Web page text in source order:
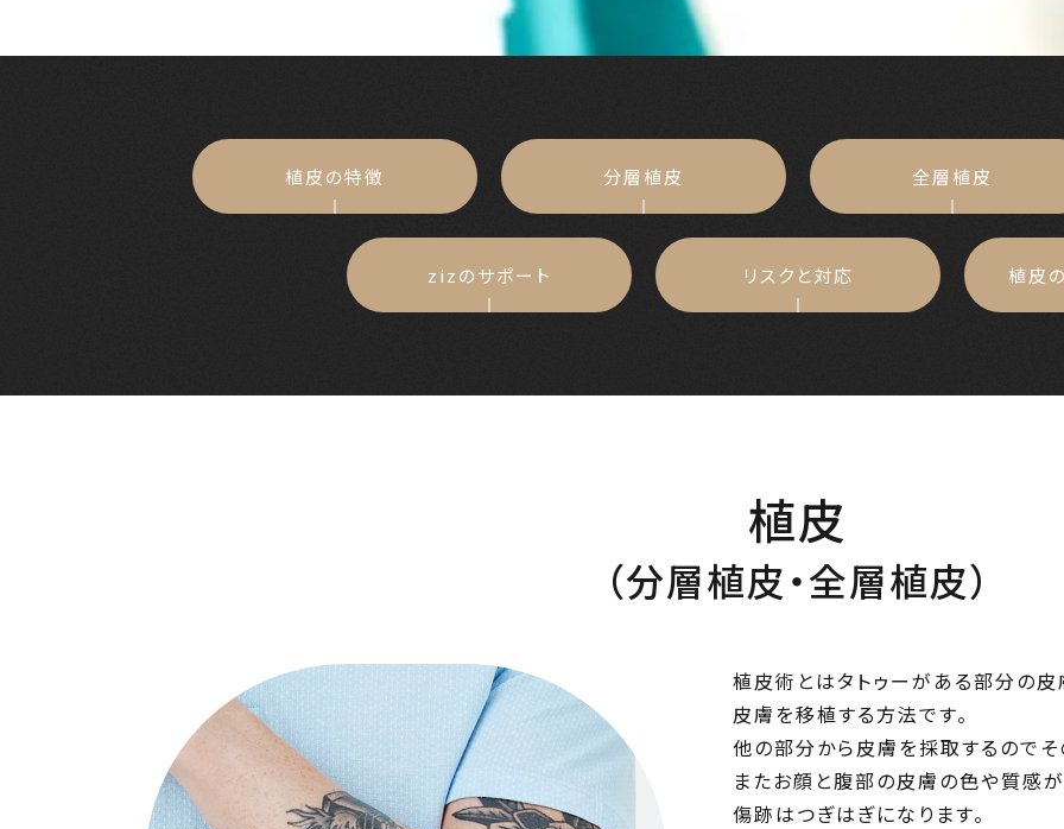
植皮の特徴 分層植皮 全層植皮
zizのサポート リスクと対応 植皮
植皮
（分層植皮・全層植皮）
植皮術とはタトゥーがある部分の
皮膚を移植する方法です。
他の部分から皮膚を採取するのでそ
またお顔と腹部の皮膚の色や質感
傷跡はつぎはぎになります。